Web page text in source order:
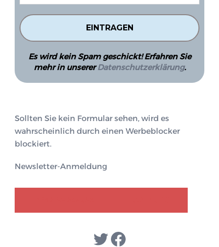
Es wird kein Spam geschickt! Erfahren Sie
mehr in unsererDatenschutzerklärung.
Sollten Sie kein Formular sehen, wird es
wahrscheinlich durch einen Werbeblocker
blockiert.
Newsletter-Anmeldung
Twitter
Facebook